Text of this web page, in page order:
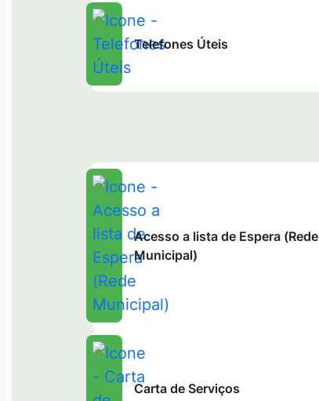
Telefones Úteis
Acesso a lista de Espera (Rede
Municipal)
Carta de Serviços